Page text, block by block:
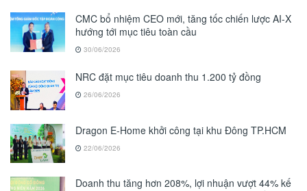
CMC bổ nhiệm CEO mới, tăng tốc chiến lược AI-X
hướng tới mục tiêu toàn cầu
30/06/2026
NRC đặt mục tiêu doanh thu 1.200 tỷ đồng
26/06/2026
Dragon E-Home khởi công tại khu Đông TP.HCM
22/06/2026
Doanh thu tăng hơn 208%, lợi nhuận vượt 44% kế